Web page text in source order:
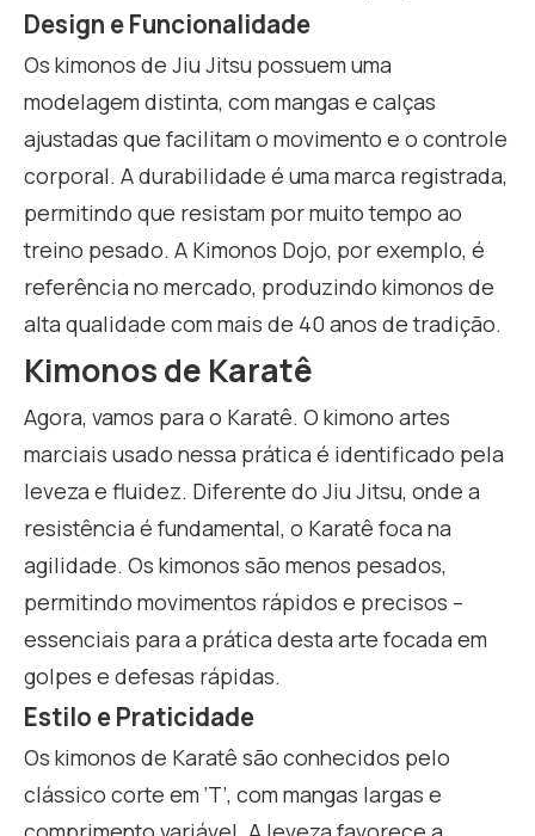
Design e Funcionalidade
Os kimonos de Jiu Jitsu possuem uma
modelagem distinta, com mangas e calças
ajustadas que facilitam o movimento e o controle
corporal. A durabilidade é uma marca registrada,
permitindo que resistam por muito tempo ao
treino pesado. A Kimonos Dojo, por exemplo, é
referência no mercado, produzindo kimonos de
alta qualidade com mais de 40 anos de tradição.
Kimonos de Karatê
Agora, vamos para o Karatê. O kimono artes
marciais usado nessa prática é identificado pela
leveza e fluidez. Diferente do Jiu Jitsu, onde a
resistência é fundamental, o Karatê foca na
agilidade. Os kimonos são menos pesados,
permitindo movimentos rápidos e precisos –
essenciais para a prática desta arte focada em
golpes e defesas rápidas.
Estilo e Praticidade
Os kimonos de Karatê são conhecidos pelo
clássico corte em ‘T’, com mangas largas e